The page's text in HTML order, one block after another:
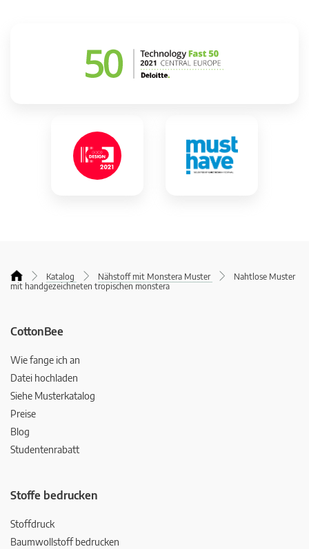
Katalog Nähstoff mit Monstera Muster
Nahtlose Muster
mit handgezeichneten tropischen monstera
CottonBee
Wie fange ich an
Datei hochladen
Siehe Musterkatalog
Preise
Blog
Studentenrabatt
Stoffe bedrucken
Stoffdruck
Baumwollstoff bedrucken